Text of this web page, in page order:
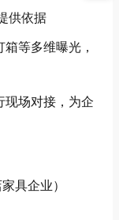
供依据
等多维曝光，
现场对接，为企
具企业）